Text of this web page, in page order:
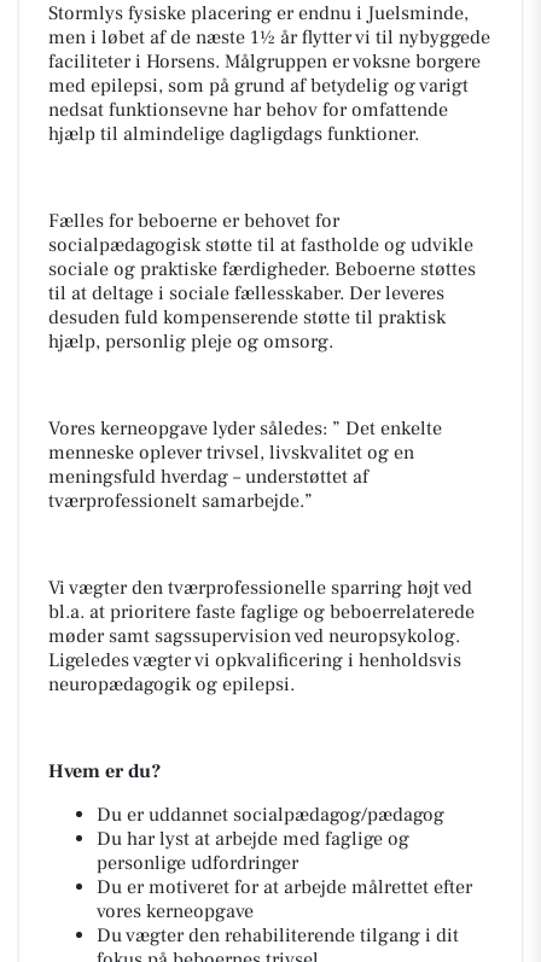
Stormlys fysiske placering er endnu i Juelsminde,
men i løbet af de næste 1½ år flytter vi til nybyggede
faciliteter i Horsens. Målgruppen er voksne borgere
med epilepsi, som på grund af betydelig og varigt
nedsat funktionsevne har behov for omfattende
hjælp til almindelige dagligdags funktioner.
Fælles for beboerne er behovet for
socialpædagogisk støtte til at fastholde og udvikle
sociale og praktiske færdigheder. Beboerne støttes
til at deltage i sociale fællesskaber. Der leveres
desuden fuld kompenserende støtte til praktisk
hjælp, personlig pleje og omsorg.
Vores kerneopgave lyder således: ” Det enkelte
menneske oplever trivsel, livskvalitet og en
meningsfuld hverdag – understøttet af
tværprofessionelt samarbejde.”
Vi vægter den tværprofessionelle sparring højt ved
bl.a. at prioritere faste faglige og beboerrelaterede
møder samt sagssupervision ved neuropsykolog.
Ligeledes vægter vi opkvalificering i henholdsvis
neuropædagogik og epilepsi.
Hvem er du?
Du er uddannet socialpædagog/pædagog
Du har lyst at arbejde med faglige og
personlige udfordringer
Du er motiveret for at arbejde målrettet efter
vores kerneopgave
Du vægter den rehabiliterende tilgang i dit